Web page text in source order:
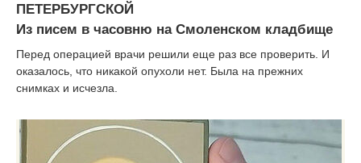
ПЕТЕРБУРГСКОЙ
Из писем в часовню на Смоленском кладбище
Перед операцией врачи решили еще раз все проверить. И
оказалось, что никакой опухоли нет. Была на прежних
снимках и исчезла.